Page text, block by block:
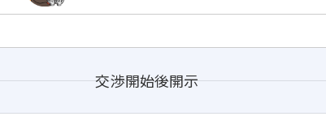
交渉開始後開示